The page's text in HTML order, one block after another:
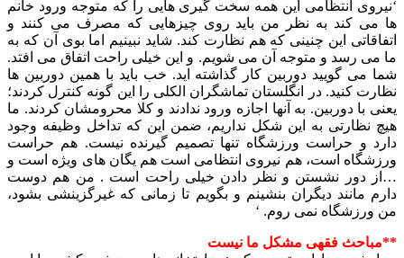
‘نیروی انتظامی این همه سخت گیری هایی را که متوجه ورود خانم
ها می کند به نظر من باید روی چیزهایی که مصرف می کنند و
اتفاقاتی این چنینی که هم نظارت کند. شاید نبینیم اما بوی آن که به
ما می رسد و متوجه آن می شویم. و این خیلی راحت اتفاق می افتد.
شما می گویید دوربین کار گذاشته اید. خب باید با همین دوربین ها
نظارت کنید. در انگلستان تماشگران الکلی را این گونه کنترل کردند؛
یعنی با دوربین. به آنها اجازه ورود ندادند و کلا محرومشان کردند. ما
هیچ نظارتی به این شکل نداریم، ضمن این که تداخل وظیفه وجود
دارد و حراست ورزشگاه تنها تصمیم گیرنده نیست. هم حراست
ورزشگاه است، هم نیروی انتظامی است هم یگان های ویژه است و
…از دور نشستن و نظر دادن خیلی راحت است . من هم دوست
دارم مانند دیگران بنشینم و بگویم تا زمانی که غیرگزینشی بشود،
من ورزشگاه نمی روم. ‘
**مباحث فقهی مشکل ما نیست